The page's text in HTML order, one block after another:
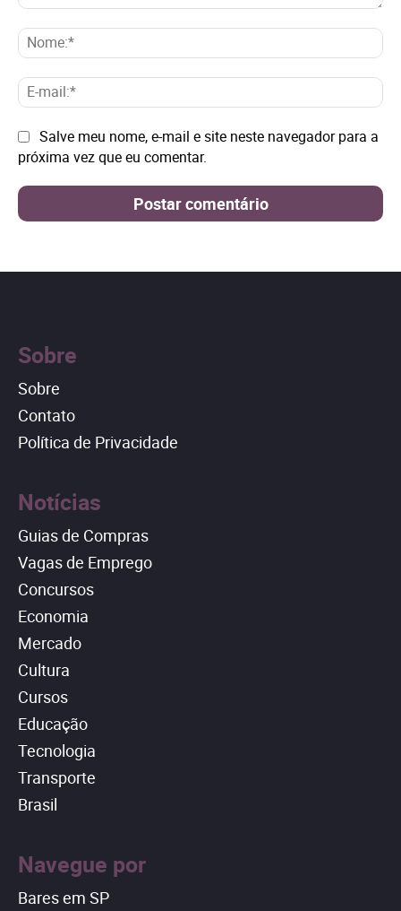
E-
Site: Salve meu nome, e-mail e site neste navegador para a
próxima vez que eu comentar.
Sobre
Sobre
Contato
Política de Privacidade
Notícias
Guias de Compras
Vagas de Emprego
Concursos
Economia
Mercado
Cultura
Cursos
Educação
Tecnologia
Transporte
Brasil
Navegue por
Bares em SP